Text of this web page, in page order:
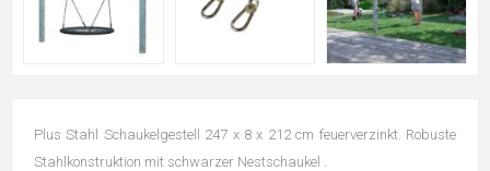
Plus Stahl Schaukelgestell 247 x 8 x 212 cm feuerverzinkt. Robuste
Stahlkonstruktion mit schwarzer Nestschaukel .